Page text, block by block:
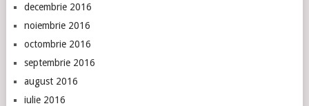
decembrie 2016
noiembrie 2016
octombrie 2016
septembrie 2016
august 2016
iulie 2016